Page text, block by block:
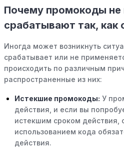
Почему промокоды не
срабатывают так, как
Иногда может возникнуть
срабатывает или не
происходить по различным
распространенные из них:
Истекшие промокоды: У
действия, и если вы
истекшим сроком действия,
использованием кода
действия.